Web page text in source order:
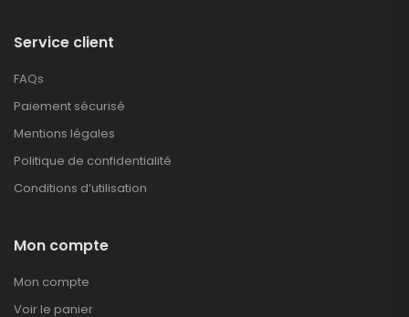
Service client
FAQs
Paiement sécurisé
Mentions légales
Politique de confidentialité
Conditions d’utilisation
Mon compte
Mon compte
Voir le panier